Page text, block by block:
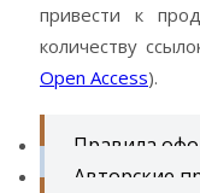
привести к
количеству
Open Access).
Правила
Авторские